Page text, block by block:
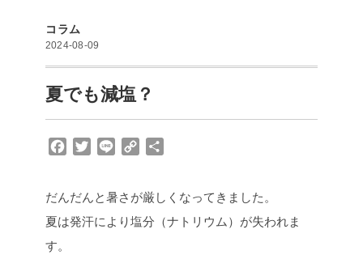
コラム
2024-08-09
夏でも減塩？
e
b
t
t
e
y
L
だんだんと暑さが厳しくなってきました。
夏は発汗により塩分（ナトリウム）が失われま
す。